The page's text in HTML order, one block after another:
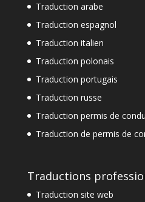
Traduction arabe
Traduction espagnol
Traduction italien
Traduction polonais
Traduction portugais
Traduction russe
Traduction permis de
Traduction de permis de
Traductions
Traduction site web